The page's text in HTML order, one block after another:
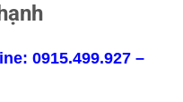
0915.499.927 –